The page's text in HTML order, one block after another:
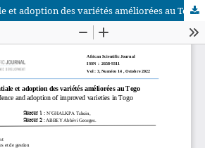
et adoption des variétés améliorées au Togo